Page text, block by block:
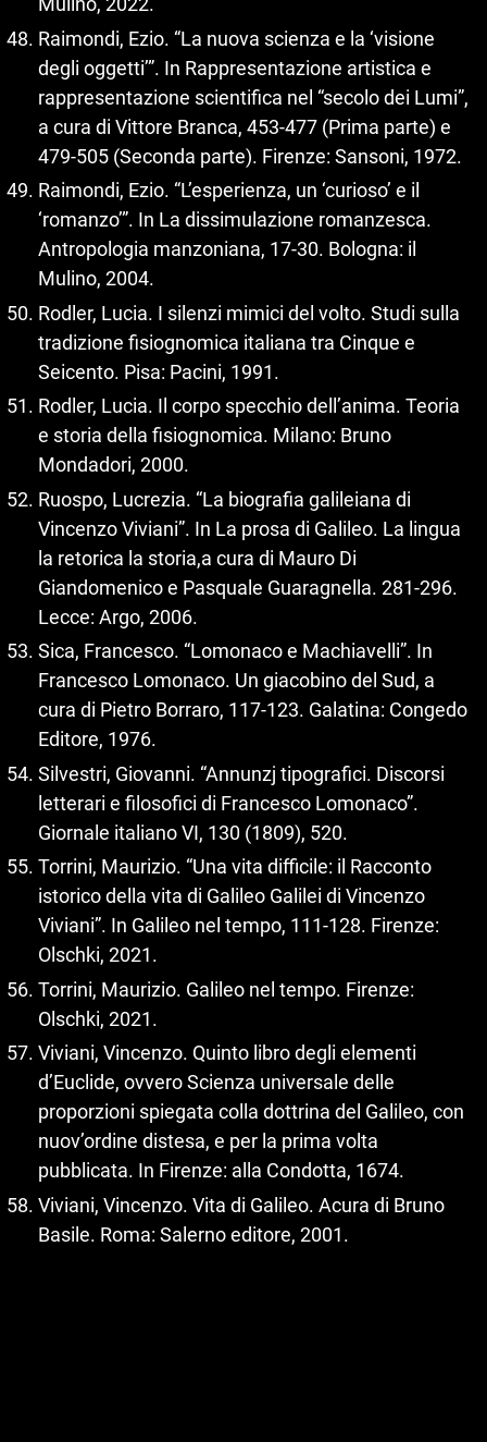
Raimondi, Ezio. “La nuova scienza e la ‘visione
degli oggetti’”. In Rappresentazione artistica e
rappresentazione scientifica nel “secolo dei Lumi”,
a cura di Vittore Branca, 453‑477 (Prima parte) e
479‑505 (Seconda parte). Firenze: Sansoni, 1972.
Raimondi, Ezio. “L’esperienza, un ‘curioso’ e il
‘romanzo’”. In La dissimulazione romanzesca.
Antropologia manzoniana, 17‑30. Bologna: il
Mulino, 2004.
Rodler, Lucia. I silenzi mimici del volto. Studi sulla
tradizione fisiognomica italiana tra Cinque e
Seicento. Pisa: Pacini, 1991.
Rodler, Lucia. Il corpo specchio dell’anima. Teoria
e storia della fisiognomica. Milano: Bruno
Mondadori, 2000.
Ruospo, Lucrezia. “La biografia galileiana di
Vincenzo Viviani”. In La prosa di Galileo. La lingua
la retorica la storia,a cura di Mauro Di
Giandomenico e Pasquale Guaragnella. 281‑296.
Lecce: Argo, 2006.
Sica, Francesco. “Lomonaco e Machiavelli”. In
Francesco Lomonaco. Un giacobino del Sud, a
cura di Pietro Borraro, 117‑123. Galatina: Congedo
Editore, 1976.
Silvestri, Giovanni. “Annunzj tipografici. Discorsi
letterari e filosofici di Francesco Lomonaco”.
Giornale italiano VI, 130 (1809), 520.
Torrini, Maurizio. “Una vita difficile: il Racconto
istorico della vita di Galileo Galilei di Vincenzo
Viviani”. In Galileo nel tempo, 111‑128. Firenze:
Olschki, 2021.
Torrini, Maurizio. Galileo nel tempo. Firenze:
Olschki, 2021.
Viviani, Vincenzo. Quinto libro degli elementi
d’Euclide, ovvero Scienza universale delle
proporzioni spiegata colla dottrina del Galileo, con
nuov’ordine distesa, e per la prima volta
pubblicata. In Firenze: alla Condotta, 1674.
Viviani, Vincenzo. Vita di Galileo. Acura di Bruno
Basile. Roma: Salerno editore, 2001.